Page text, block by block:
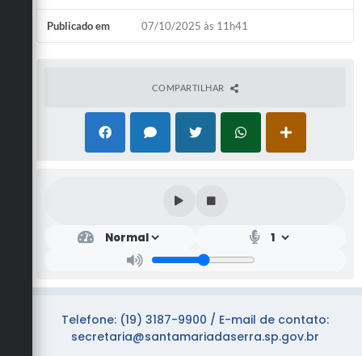
Publicado em 07/10/2025 às 11h41
COMPARTILHAR
Telefone: (19) 3187-9900 / E-mail de contato:
secretaria@santamariadaserra.sp.gov.br